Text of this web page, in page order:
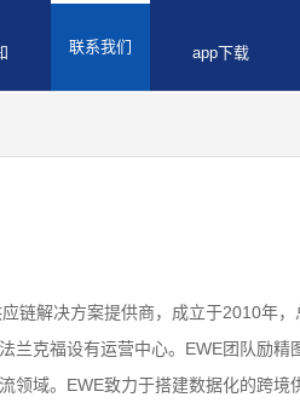
联系我们 app下载
链解决方案提供商，成立于2010年
兰克福设有运营中心。EWE团队励精
领域。EWE致力于搭建数据化的跨